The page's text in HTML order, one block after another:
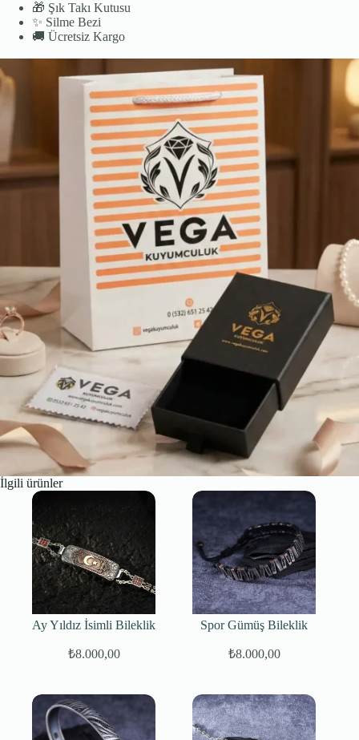
🎁 Şık Takı Kutusu
✨ Silme Bezi
🚚 Ücretsiz Kargo
İlgili ürünler
Ay Yıldız İsimli Bileklik
₺8.000,00
Spor Gümüş Bileklik
₺8.000,00